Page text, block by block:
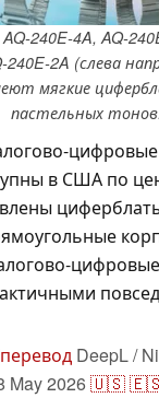
AQ-240E-4A, AQ-
240E-2A (слева
мягкие
пастельных
в США по
перевод DeepL /
May 2026🇺🇸